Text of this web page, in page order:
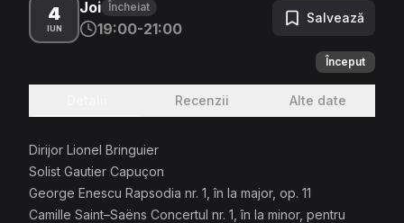
4
IUN
Joi Încheiat
19:00-21:00
Salvează
Început
Recenzii Alte date
Dirijor Lionel Bringuier
Solist Gautier Capuçon
George Enescu Rapsodia nr. 1, în la major, op. 11
Camille Saint–Saëns Concertul nr. 1, în la minor, pentru